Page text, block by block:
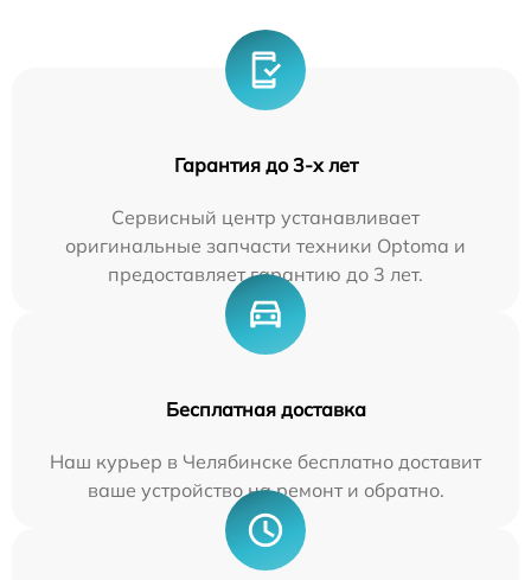
Гарантия до 3-х лет
Сервисный центр устанавливает
оригинальные запчасти техники Optoma и
предоставляет гарантию до 3 лет.
Бесплатная доставка
Наш курьер в Челябинске бесплатно доставит
ваше устройство на ремонт и обратно.